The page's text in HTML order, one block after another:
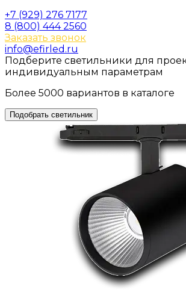
+7 (929) 276 7177
8 (800) 444 2560
Заказать звонок
info@efirled.ru
Подберите светильники для
индивидуальным параметрам
Более 5000 вариантов в каталоге
Подобрать светильник